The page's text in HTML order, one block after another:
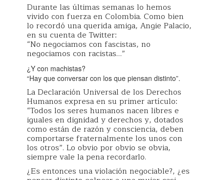
Durante las últimas semanas lo hemos
vivido con fuerza en Colombia. Como bien
lo recordó una querida amiga, Angie Palacio,
en su cuenta de Twitter:
“No negociamos con fascistas, no
negociamos con racistas…”
¿Y con machistas?
“Hay que conversar con los que piensan distinto”.
La Declaración Universal de los Derechos
Humanos expresa en su primer artículo:
“Todos los seres humanos nacen libres e
iguales en dignidad y derechos y, dotados
como están de razón y consciencia, deben
comportarse fraternalmente los unos con
los otros”. Lo obvio por obvio se obvia,
siempre vale la pena recordarlo.
¿Es entonces una violación negociable?, ¿es